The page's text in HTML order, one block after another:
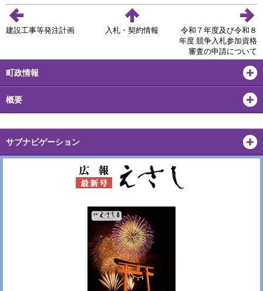
建設工事等発注計画 入札・契約情報
令和７年度及び令和８
年度 競争入札参加資格
審査の申請について
町政情報
概要
サブナビゲーション